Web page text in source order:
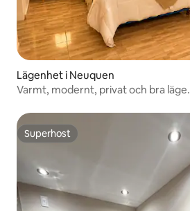
Lägenhet i Neuquen
Varmt, modernt, privat och bra läge.
Superhost
Superhost